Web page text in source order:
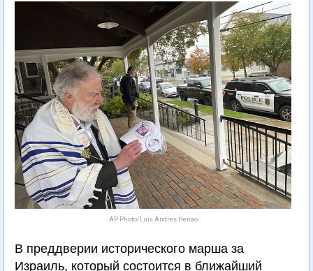
AP Photo/Luis Andres Henao
В преддверии исторического марша за
Израиль, который состоится в ближайший